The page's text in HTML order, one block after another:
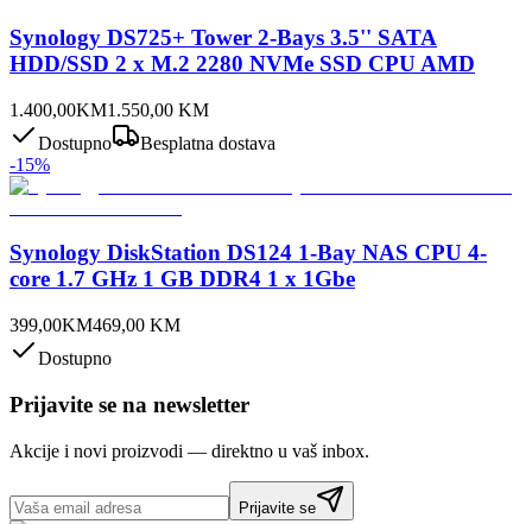
Synology DS725+ Tower 2-Bays 3.5'' SATA
HDD/SSD 2 x M.2 2280 NVMe SSD CPU AMD
1.400,00KM1.550,00 KM
Dostupno
Besplatna dostava
-15%
Synology DiskStation DS124 1-Bay NAS CPU 4-
core 1.7 GHz 1 GB DDR4 1 x 1Gbe
399,00KM469,00 KM
Dostupno
Prijavite se na newsletter
Akcije i novi proizvodi — direktno u vaš inbox.
Prijavite se